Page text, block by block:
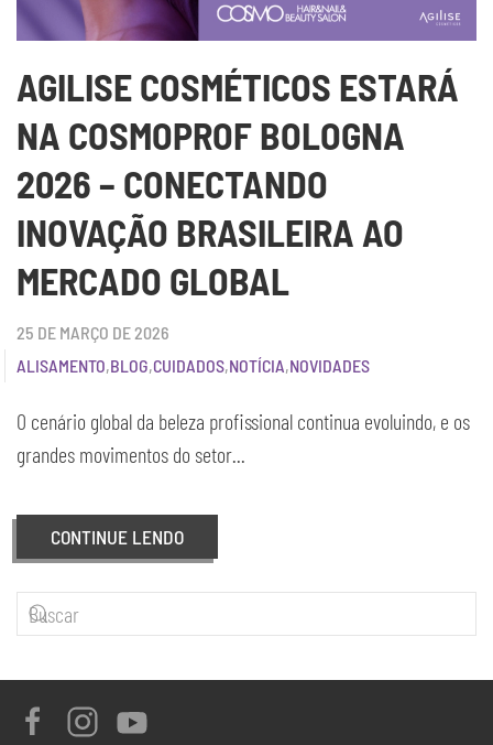
AGILISE COSMÉTICOS ESTARÁ
NA COSMOPROF BOLOGNA
2026 – CONECTANDO
INOVAÇÃO BRASILEIRA AO
MERCADO GLOBAL
25 DE MARÇO DE 2026
ALISAMENTO,BLOG,CUIDADOS,NOTÍCIA,NOVIDADES
O cenário global da beleza profissional continua evoluindo, e os
grandes movimentos do setor...
CONTINUE LENDO